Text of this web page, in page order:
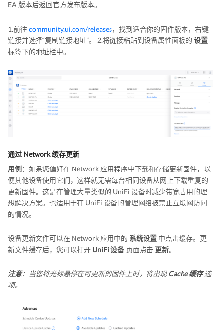
EA 版本后返回官方发布版本。
1.前往 community.ui.com/releases，找到适合你的固件版本，右键
链接并选择“复制链接地址”。 2.将链接粘贴到设备属性面板的 设置
标签下的地址栏中。
通过 Network 缓存更新
用例 ：如果您偏好在 Network 应用程序中下载和存储更新固件，以
便其他设备使用它们，这样就无需每台相同设备从网上下载重复的
更新固件。这是在管理大量类似的 UniFi 设备时减少带宽占用的理
想解决方案。也适用于在 UniFi 设备的管理网络被禁止互联网访问
的情况。
设备更新文件可以在 Network 应用中的 系统设置 中点击缓存。更
新文件缓存后，您可以打开 UniFi 设备页面点击 更新。
注意：当您将光标悬停在可更新的固件上时，将出现Cache 缓存选
项。